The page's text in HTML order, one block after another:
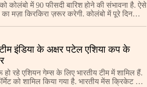
कोलंबो में 90 फीसदी बार‍िश होने की संभावना है. ऐसे
मज़ा किरकिरा ज़रूर करेगी. कोलंबो में पूरे दिन
इंडिया के अक्षर पटेल एशिया कप के
रहे एशियन गेम्स के लिए भारतीय टीम में शामिल हैं.
को शामिल किया गया है. भारतीय मेंस क्रिकेट टीम